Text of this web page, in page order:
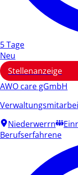
5 Tage
Neu
Stellenanzeige
AWO care gGmbH
Niederwerrn
Berufserfahrene